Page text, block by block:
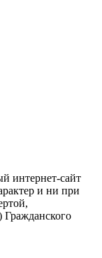
интернет-сайт
и ни при